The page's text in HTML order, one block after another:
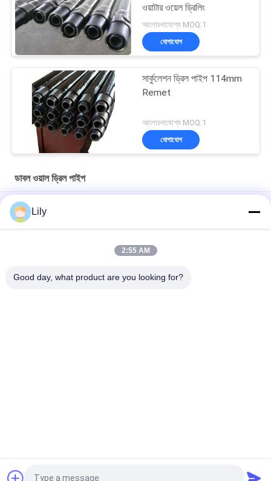
ওয়াটার ওয়েল ড্রিলিং
আলোচনাযোগ্য MOQ:1
যোগাযোগ
সার্কুলেশন ড্রিল পাইপ 114mm
Remet
আলোচনাযোগ্য MOQ:1
যোগাযোগ
ডাবল ওয়াল ড্রিল পাইপ
উচ্চ গতি সম্পন্ন ১১৪মিমি বিপরীতমুখী সঞ্চালন ড্রিল পাইপ ৪ ১/২" রেম্যাট ডাবল ওয়াল
পোল
Lily
2:55 AM
Good day, what product are you looking for?